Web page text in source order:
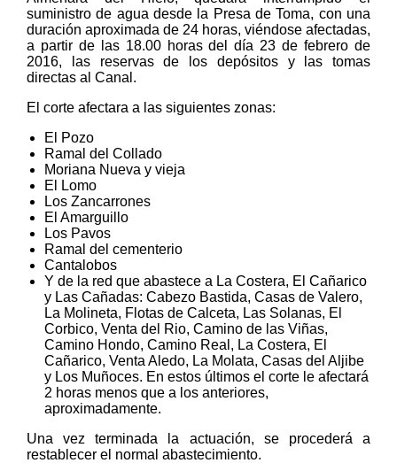
suministro de agua desde la Presa de Toma, con una
duración aproximada de 24 horas, viéndose afectadas,
a partir de las 18.00 horas del día 23 de febrero de
2016, las reservas de los depósitos y las tomas
directas al Canal.
El corte afectara a las siguientes zonas:
El Pozo
Ramal del Collado
Moriana Nueva y vieja
El Lomo
Los Zancarrones
El Amarguillo
Los Pavos
Ramal del cementerio
Cantalobos
Y de la red que abastece a La Costera, El Cañarico
y Las Cañadas: Cabezo Bastida, Casas de Valero,
La Molineta, Flotas de Calceta, Las Solanas, El
Corbico, Venta del Rio, Camino de las Viñas,
Camino Hondo, Camino Real, La Costera, El
Cañarico, Venta Aledo, La Molata, Casas del Aljibe
y Los Muñoces. En estos últimos el corte le afectará
2 horas menos que a los anteriores,
aproximadamente.
Una vez terminada la actuación, se procederá a
restablecer el normal abastecimiento.